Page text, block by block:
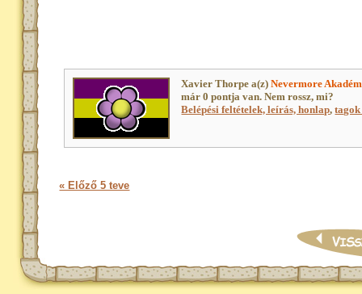
Xavier Thorpe a(z)Nevermore
már 0 pontja van. Nem rossz, mi?
Belépési feltételek, leírás, honlap,
« Előző 5 teve